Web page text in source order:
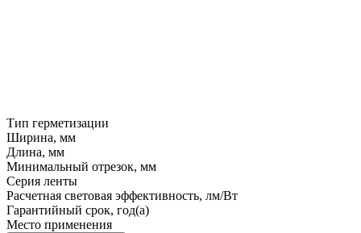
Тип герметизации
Ширина, мм
Длина, мм
Минимальный отрезок, мм
Серия ленты
Расчетная световая эффективность, лм/Вт
Гарантийный срок, год(а)
Место применения